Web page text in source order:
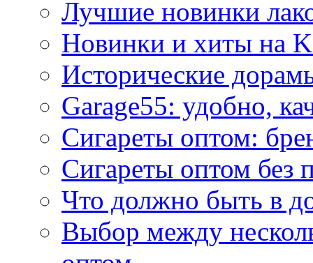
Лучшие новинки
Новинки и хиты на
Исторические
Garage55: удобно,
Сигареты оптом:
Сигареты оптом без
Что должно быть в
Выбор между